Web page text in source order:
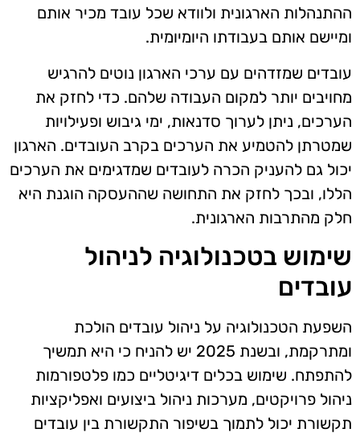
ההתנהלות הארגונית ולוודא שכל עובד מכיר אותם
ומיישם אותם בעבודתו היומיומית.
עובדים שמזדהים עם ערכי הארגון נוטים להרגיש
מחויבים יותר למקום העבודה שלהם. כדי לחזק את
הערכים, ניתן לערוך סדנאות, ימי גיבוש ופעילויות
שמטרתן להטמיע את הערכים בקרב העובדים. הארגון
יכול גם להעניק הכרה לעובדים שמדגימים את הערכים
הללו, ובכך לחזק את התחושה שההעסקה הוגנת היא
חלק מהתרבות הארגונית.
שימוש בטכנולוגיה לניהול
עובדים
השפעת הטכנולוגיה על ניהול עובדים הולכת
ומתרקמת, ובשנת 2025 יש להניח כי היא תמשיך
להתפתח. שימוש בכלים דיגיטליים כמו פלטפורמות
ניהול פרויקטים, מערכות ניהול ביצועים ואפליקציות
תקשורת יכול לתמוך בשיפור התקשורת בין עובדים